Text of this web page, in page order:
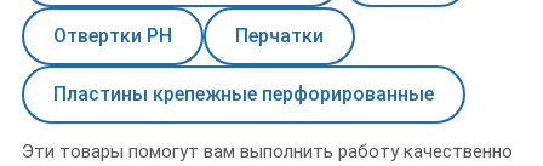
Отвертки PH Перчатки
Пластины крепежные перфорированные
Эти товары помогут вам выполнить работу качественно